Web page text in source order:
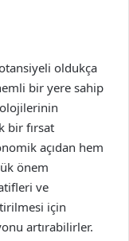
oldukça
bir yere sahip
bir fırsat
açıdan hem
önem
ve
için
artırabilirler.